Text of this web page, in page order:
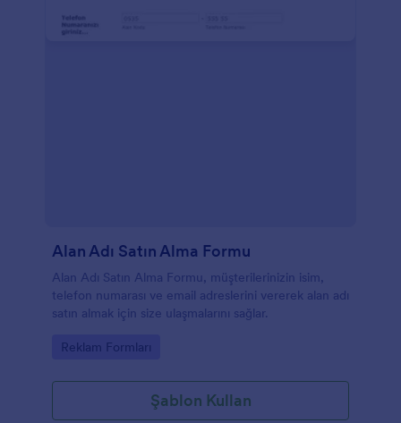
Alan Adı Satın Alma Formu
Alan Adı Satın Alma Formu, müşterilerinizin isim,
telefon numarası ve email adreslerini vererek alan adı
satın almak için size ulaşmalarını sağlar.
Go to Category:
Reklam Formları
Şablon Kullan